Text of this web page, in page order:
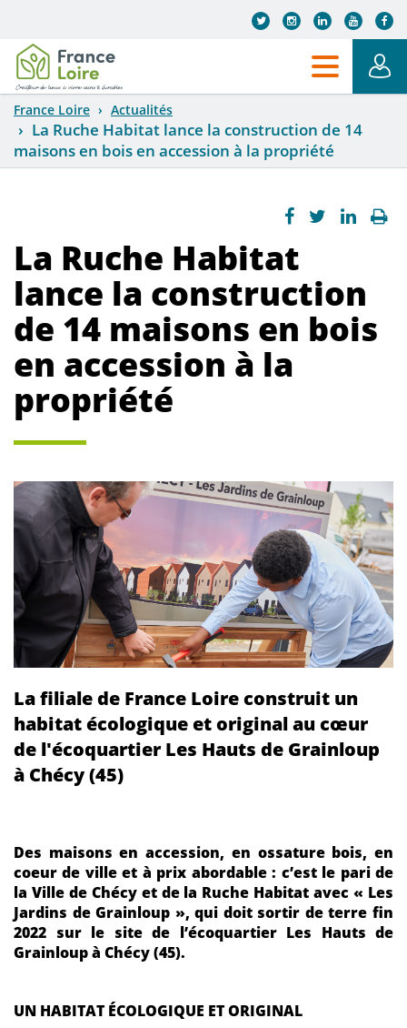
France Loire Actualités
La Ruche Habitat lance la construction de 14
maisons en bois en accession à la propriété
La Ruche Habitat
lance la construction
de 14 maisons en bois
en accession à la
propriété
La filiale de France Loire construit un
habitat écologique et original au cœur
de l'écoquartier Les Hauts de Grainloup
à Chécy (45)
Des maisons en accession, en ossature bois, en
coeur de ville et à prix abordable : c’est le pari de
la Ville de Chécy et de la Ruche Habitat avec « Les
Jardins de Grainloup », qui doit sortir de terre fin
2022 sur le site de l’écoquartier Les Hauts de
Grainloup à Chécy (45).
UN HABITAT ÉCOLOGIQUE ET ORIGINAL